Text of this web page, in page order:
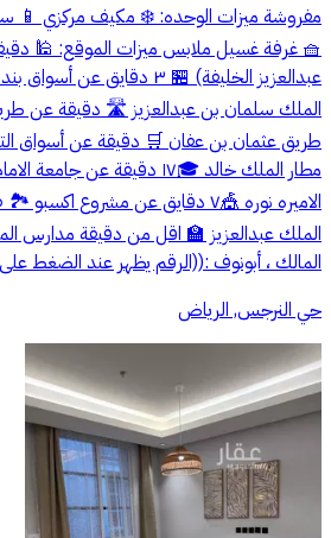
🧺 غرفة غسيل ملابس ميزات الموقع: 🕌
عبدالعزيز الخليفة) 🏪 ٣
الملك سلمان بن عبدالعزيز 🛣️ دقيقة عن
الملك عبدالعزيز 🏫 اقل من دقيقة مدارس
المالك ، أبونوف :((الرقم يظهر عند الضغط
حي النرجس, الرياض